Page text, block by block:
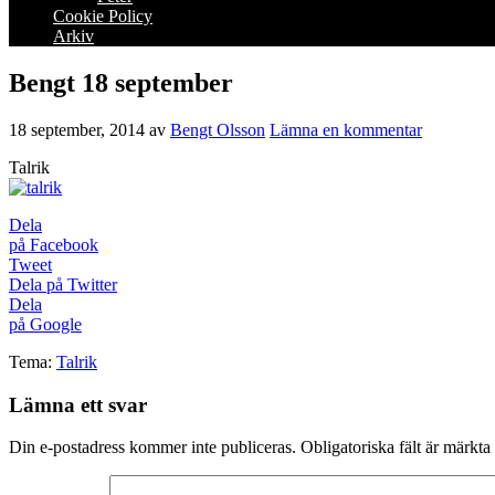
Cookie Policy
Arkiv
Bengt 18 september
18 september, 2014 av Bengt Olsson Lämna en kommentar
Talrik
Dela
på Facebook
Tweet
Dela på Twitter
Dela
på Google
Tema: Talrik
Lämna ett svar
Din e-postadress kommer inte publiceras. Obligatoriska fält är märkta